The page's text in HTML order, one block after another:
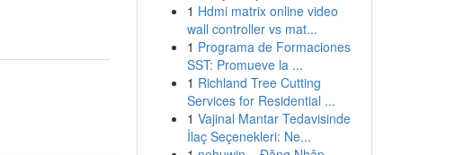
1 Hdmi matrix online video
wall controller vs mat...
1 Programa de Formaciones
SST: Promueve la ...
1 Richland Tree Cutting
Services for Residential ...
1 Vajinal Mantar Tedavisinde
İlaç Seçenekleri: Ne...